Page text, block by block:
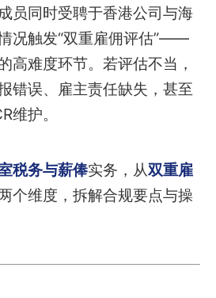
员同时受聘于香港公司与海
况触发“双重雇佣评估”——
高难度环节。若评估不当，
错误、雇主责任缺失，甚至
维护。
税务与薪俸实务，从双重雇
个维度，拆解合规要点与操